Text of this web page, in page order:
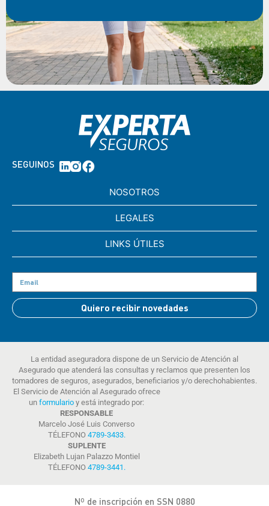
SEGUINOS
NOSOTROS
LEGALES
LINKS ÚTILES
Quiero recibir novedades
La entidad aseguradora dispone de un Servicio de Atención al
Asegurado que atenderá las consultas y reclamos que presenten los
tomadores de seguros, asegurados, beneficiarios y/o derechohabientes.
El Servicio de Atención al Asegurado ofrece
un formulario y está integrado por:
RESPONSABLE
Marcelo José Luis Converso
TÉLEFONO 4789-3433.
SUPLENTE
Elizabeth Lujan Palazzo Montiel
TÉLEFONO 4789-3441 .
Nº de inscripción en SSN 0880